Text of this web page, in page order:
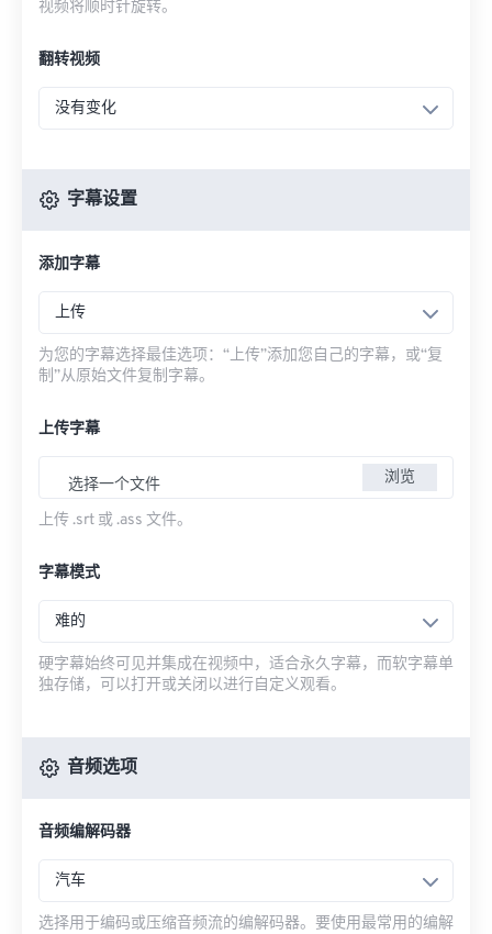
视频将顺时针旋转。
翻转视频
没有变化
字幕设置
添加字幕
上传
为您的字幕选择最佳选项：“上传”添加您自己的字幕，或“复
制”从原始文件复制字幕。
上传字幕
选择一个文件 浏览
上传 .srt 或 .ass 文件。
字幕模式
难的
硬字幕始终可见并集成在视频中，适合永久字幕，而软字幕单
独存储，可以打开或关闭以进行自定义观看。
音频选项
音频编解码器
汽车
选择用于编码或压缩音频流的编解码器。要使用最常用的编解